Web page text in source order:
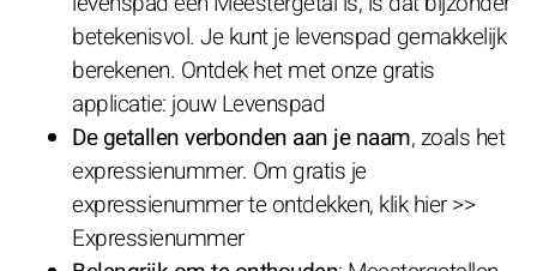
betekenisvol. Je kunt je levenspad gemakkelijk
berekenen. Ontdek het met onze gratis
applicatie: jouw Levenspad
De getallen verbonden aan je naam, zoals het
expressienummer. Om gratis je
expressienummer te ontdekken, klik hier >>
Expressienummer